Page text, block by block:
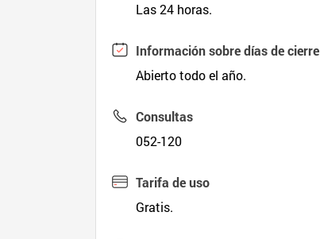
Las 24 horas.
Información sobre días de cierre
Abierto todo el año.
Consultas
052-120
Tarifa de uso
Gratis.